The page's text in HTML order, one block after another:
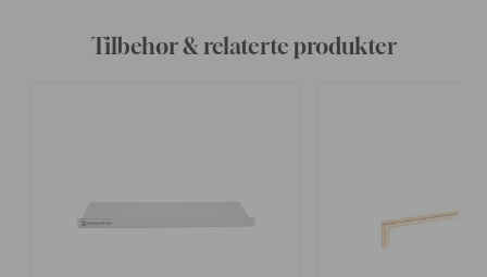
Tilbehør & relaterte produkter